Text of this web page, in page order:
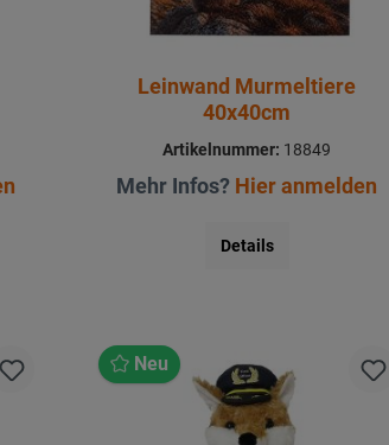
Leinwand Murmeltiere
40x40cm
Artikelnummer: 18849
Mehr Infos? Hier anmelden
Details
Neu